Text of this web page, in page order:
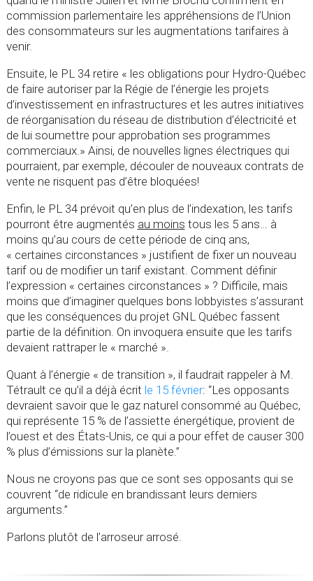
commission parlementaire les appréhensions de l’Union
des consommateurs sur les augmentations tarifaires à
venir.
Ensuite, le PL 34 retire « les obligations pour Hydro-Québec
de faire autoriser par la Régie de l’énergie les projets
d’investissement en infrastructures et les autres initiatives
de réorganisation du réseau de distribution d’électricité et
de lui soumettre pour approbation ses programmes
commerciaux.» Ainsi, de nouvelles lignes électriques qui
pourraient, par exemple, découler de nouveaux contrats de
vente ne risquent pas d’être bloquées!
Enfin, le PL 34 prévoit qu’en plus de l’indexation, les tarifs
pourront être augmentés au moins tous les 5 ans… à
moins qu’au cours de cette période de cinq ans,
« certaines circonstances » justifient de fixer un nouveau
tarif ou de modifier un tarif existant. Comment définir
l’expression « certaines circonstances » ? Difficile, mais
moins que d’imaginer quelques bons lobbyistes s’assurant
que les conséquences du projet GNL Québec fassent
partie de la définition. On invoquera ensuite que les tarifs
devaient rattraper le « marché ».
Quant à l’énergie « de transition », il faudrait rappeler à M.
Tétrault ce qu’il a déjà écrit le 15 février: “Les opposants
devraient savoir que le gaz naturel consommé au Québec,
qui représente 15 % de l’assiette énergétique, provient de
l’ouest et des États-Unis, ce qui a pour effet de causer 300
% plus d’émissions sur la planète.”
Nous ne croyons pas que ce sont ses opposants qui se
couvrent “de ridicule en brandissant leurs derniers
arguments.”
Parlons plutôt de l’arroseur arrosé.